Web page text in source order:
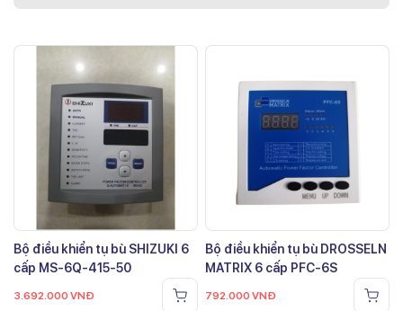
Bộ điều khiển tụ bù SHIZUKI 6
cấp MS-6Q-415-50
3.692.000 VNĐ
Bộ điều khiển tụ bù DROSSELN
MATRIX 6 cấp PFC-6S
792.000 VNĐ